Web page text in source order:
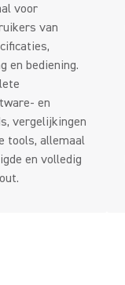
voor
van
en bediening.
en
vergelijkingen
tools, allemaal
en volledig